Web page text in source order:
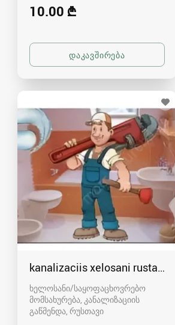
10.00 ₾
kanalizaciis xelosani rustavshi
ხელოსანი/საყოფაცხოვრებო
მომსახურება, კანალიზაციის
გაწმენდა რუსთავი